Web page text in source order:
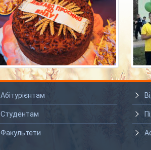
Абітурієнтам
Студентам
Факультети